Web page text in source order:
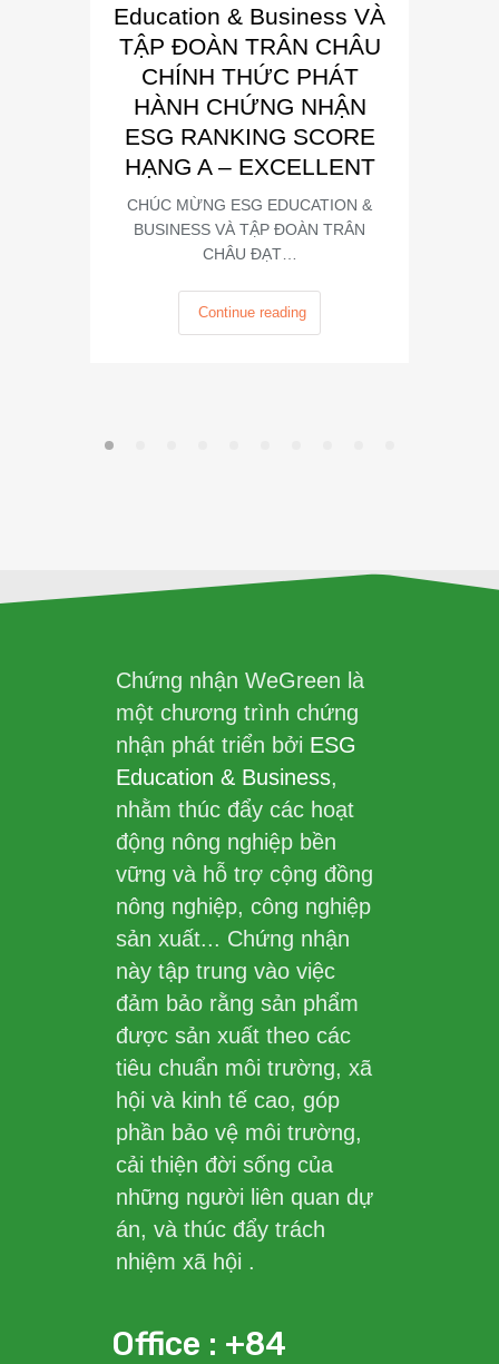
Education & Business VÀ
TẬP ĐOÀN TRÂN CHÂU
CHÍNH THỨC PHÁT
HÀNH CHỨNG NHẬN
ESG RANKING SCORE
HẠNG A – EXCELLENT
CHÚC MỪNG ESG EDUCATION &
BUSINESS VÀ TẬP ĐOÀN TRÂN
CHÂU ĐẠT…
Continue reading
Chứng nhận WeGreen là
một chương trình chứng
nhận phát triển bởi ESG
Education & Business,
nhằm thúc đẩy các hoạt
động nông nghiệp bền
vững và hỗ trợ cộng đồng
nông nghiệp, công nghiệp
sản xuất... Chứng nhận
này tập trung vào việc
đảm bảo rằng sản phẩm
được sản xuất theo các
tiêu chuẩn môi trường, xã
hội và kinh tế cao, góp
phần bảo vệ môi trường,
cải thiện đời sống của
những người liên quan dự
án, và thúc đẩy trách
nhiệm xã hội .
Office : +84